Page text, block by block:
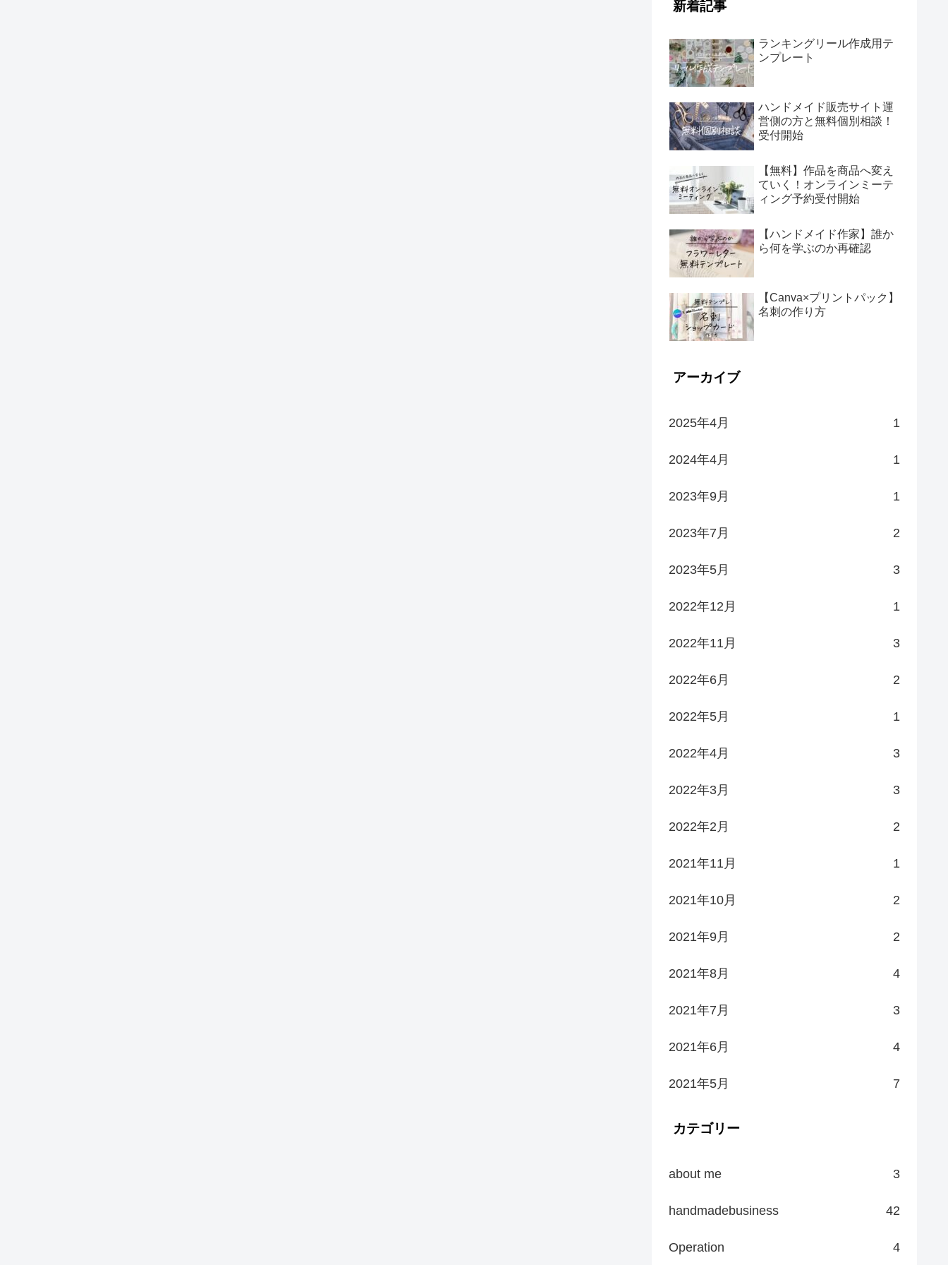
新着記事
ランキングリール作成用テ
ンプレート
ハンドメイド販売サイト運
営側の方と無料個別相談！
受付開始
【無料】作品を商品へ変え
ていく！オンラインミーテ
ィング予約受付開始
【ハンドメイド作家】誰か
ら何を学ぶのか再確認
【Canva×プリントパック】
名刺の作り方
アーカイブ
2025年4月 1
2024年4月 1
2023年9月 1
2023年7月 2
2023年5月 3
2022年12月 1
2022年11月 3
2022年6月 2
2022年5月 1
2022年4月 3
2022年3月 3
2022年2月 2
2021年11月 1
2021年10月 2
2021年9月 2
2021年8月 4
2021年7月 3
2021年6月 4
2021年5月 7
カテゴリー
about me 3
handmadebusiness 42
Operation 4